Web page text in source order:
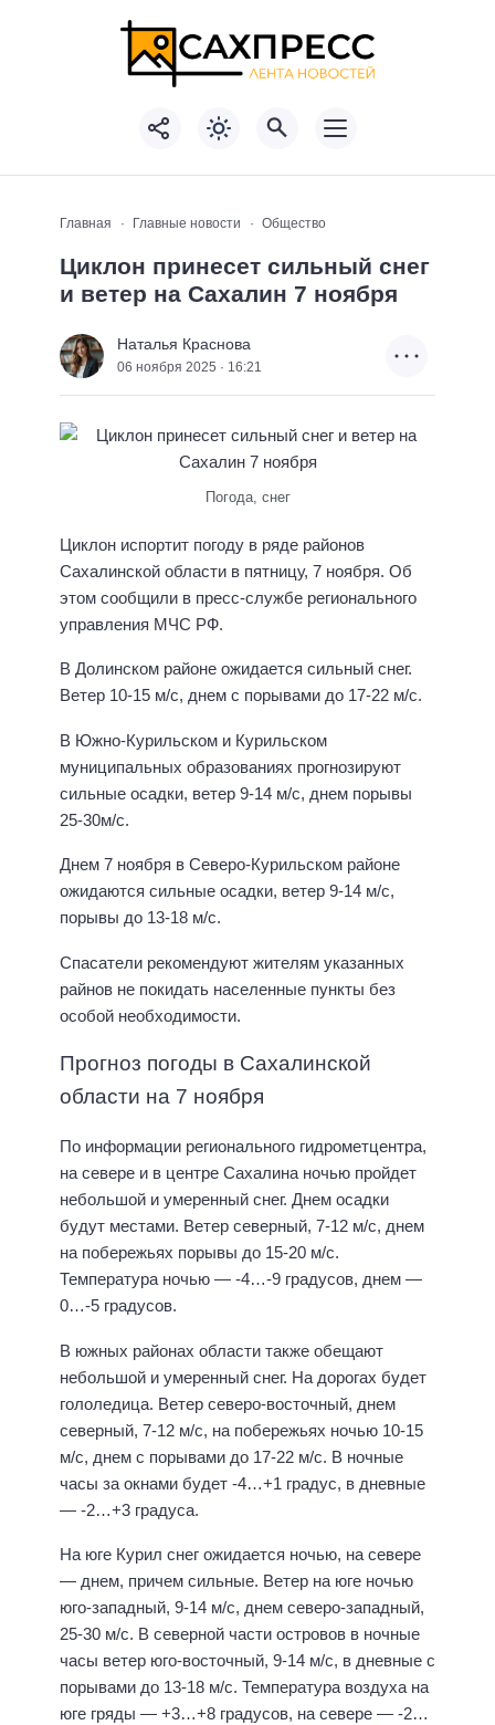
Главная Главные новости Общество
Циклон принесет сильный снег
и ветер на Сахалин 7 ноября
Наталья Краснова
06 ноября 2025 · 16:21
Погода, снег
Циклон испортит погоду в ряде районов
Сахалинской области в пятницу, 7 ноября. Об
этом сообщили в пресс-службе регионального
управления МЧС РФ.
В Долинском районе ожидается сильный снег.
Ветер 10-15 м/с, днем с порывами до 17-22 м/с.
В Южно-Курильском и Курильском
муниципальных образованиях прогнозируют
сильные осадки, ветер 9-14 м/с, днем порывы
25-30м/с.
Днем 7 ноября в Северо-Курильском районе
ожидаются сильные осадки, ветер 9-14 м/с,
порывы до 13-18 м/с.
Спасатели рекомендуют жителям указанных
райнов не покидать населенные пункты без
особой необходимости.
Прогноз погоды в Сахалинской
области на 7 ноября
По информации регионального гидрометцентра,
на севере и в центре Сахалина ночью пройдет
небольшой и умеренный снег. Днем осадки
будут местами. Ветер северный, 7-12 м/с, днем
на побережьях порывы до 15-20 м/с.
Температура ночью — -4…-9 градусов, днем —
0…-5 градусов.
В южных районах области также обещают
небольшой и умеренный снег. На дорогах будет
гололедица. Ветер северо-восточный, днем
северный, 7-12 м/с, на побережьях ночью 10-15
м/с, днем с порывами до 17-22 м/с. В ночные
часы за окнами будет -4…+1 градус, в дневные
— -2…+3 градуса.
На юге Курил снег ожидается ночью, на севере
— днем, причем сильные. Ветер на юге ночью
юго-западный, 9-14 м/с, днем северо-западный,
25-30 м/с. В северной части островов в ночные
часы ветер юго-восточный, 9-14 м/с, в дневные с
порывами до 13-18 м/с. Температура воздуха на
юге гряды — +3…+8 градусов, на севере — -2…